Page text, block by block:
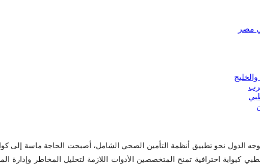
الدول نحو تطبيق أنظمة التأمين الصحي الشامل، أصبحت الحاجة ماسة إلى
كبوابة احترافية تمنح المتخصصين الأدوات اللازمة لتحليل المخاطر وإدارة